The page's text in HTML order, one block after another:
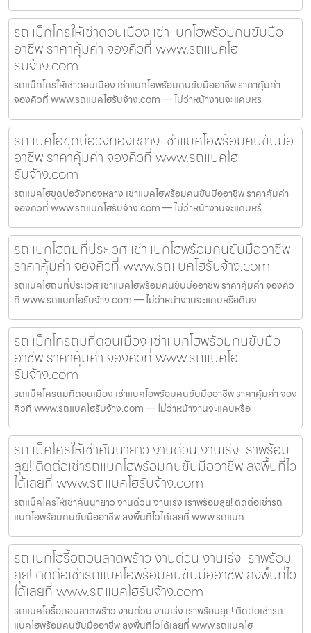
รถแม็คโครให้เช่าดอนเมือง เช่าแบคโฮพร้อมคนขับมือ
อาชีพ ราคาคุ้มค่า จองคิวที่ www.รถแบคโฮ
รับจ้าง.com
รถแม็คโครให้เช่าดอนเมือง เช่าแบคโฮพร้อมคนขับมืออาชีพ ราคาคุ้มค่า
จองคิวที่ www.รถแบคโฮรับจ้าง.com — ไม่ว่าหน้างานจะแคบหร
รถแบคโฮขุดบ่อวังทองหลาง เช่าแบคโฮพร้อมคนขับมือ
อาชีพ ราคาคุ้มค่า จองคิวที่ www.รถแบคโฮ
รับจ้าง.com
รถแบคโฮขุดบ่อวังทองหลาง เช่าแบคโฮพร้อมคนขับมืออาชีพ ราคาคุ้มค่า
จองคิวที่ www.รถแบคโฮรับจ้าง.com — ไม่ว่าหน้างานจะแคบหรื
รถแบคโฮถมที่ประเวศ เช่าแบคโฮพร้อมคนขับมืออาชีพ
ราคาคุ้มค่า จองคิวที่ www.รถแบคโฮรับจ้าง.com
รถแบคโฮถมที่ประเวศ เช่าแบคโฮพร้อมคนขับมืออาชีพ ราคาคุ้มค่า จองคิว
ที่ www.รถแบคโฮรับจ้าง.com — ไม่ว่าหน้างานจะแคบหรือดินจ
รถแม็คโครถมที่ดอนเมือง เช่าแบคโฮพร้อมคนขับมือ
อาชีพ ราคาคุ้มค่า จองคิวที่ www.รถแบคโฮ
รับจ้าง.com
รถแม็คโครถมที่ดอนเมือง เช่าแบคโฮพร้อมคนขับมืออาชีพ ราคาคุ้มค่า จอง
คิวที่ www.รถแบคโฮรับจ้าง.com — ไม่ว่าหน้างานจะแคบหรือ
รถแม็คโครให้เช่าคันนายาว งานด่วน งานเร่ง เราพร้อม
ลุย! ติดต่อเช่ารถแบคโฮพร้อมคนขับมืออาชีพ ลงพื้นที่ไว
ได้เลยที่ www.รถแบคโฮรับจ้าง.com
รถแม็คโครให้เช่าคันนายาว งานด่วน งานเร่ง เราพร้อมลุย! ติดต่อเช่ารถ
แบคโฮพร้อมคนขับมืออาชีพ ลงพื้นที่ไวได้เลยที่ www.รถแบค
รถแบคโฮรื้อถอนลาดพร้าว งานด่วน งานเร่ง เราพร้อม
ลุย! ติดต่อเช่ารถแบคโฮพร้อมคนขับมืออาชีพ ลงพื้นที่ไว
ได้เลยที่ www.รถแบคโฮรับจ้าง.com
รถแบคโฮรื้อถอนลาดพร้าว งานด่วน งานเร่ง เราพร้อมลุย! ติดต่อเช่ารถ
แบคโฮพร้อมคนขับมืออาชีพ ลงพื้นที่ไวได้เลยที่ www.รถแบคโฮ